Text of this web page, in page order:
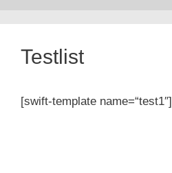
Testlist
[swift-template name=“test1″]